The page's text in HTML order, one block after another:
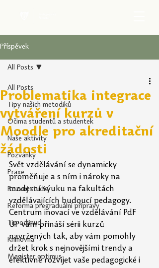
Příspěvek
All Posts
Tipy našich metodiků
Očima studentů a studentek
Naše aktivity
Pozvánky
Praxe
Rozvoj studia
Reforma pregraduální přípravy
Tip odjinud
Knihovna
Magister optimus
All Posts
Problematika integrace
vytváření kurzů v
Moodle pro akreditační
žádosti
Svět vzdělávání se dynamicky
proměňuje a s ním i nároky na
moderní výuku na fakultách
vzdělávajících budoucí pedagogy.
Centrum inovací ve vzdělávání PdF
UP vám přináší sérii kurzů
navržených tak, aby vám pomohly
držet krok s nejnovějšími trendy a
efektivně rozvíjet vaše pedagogické i